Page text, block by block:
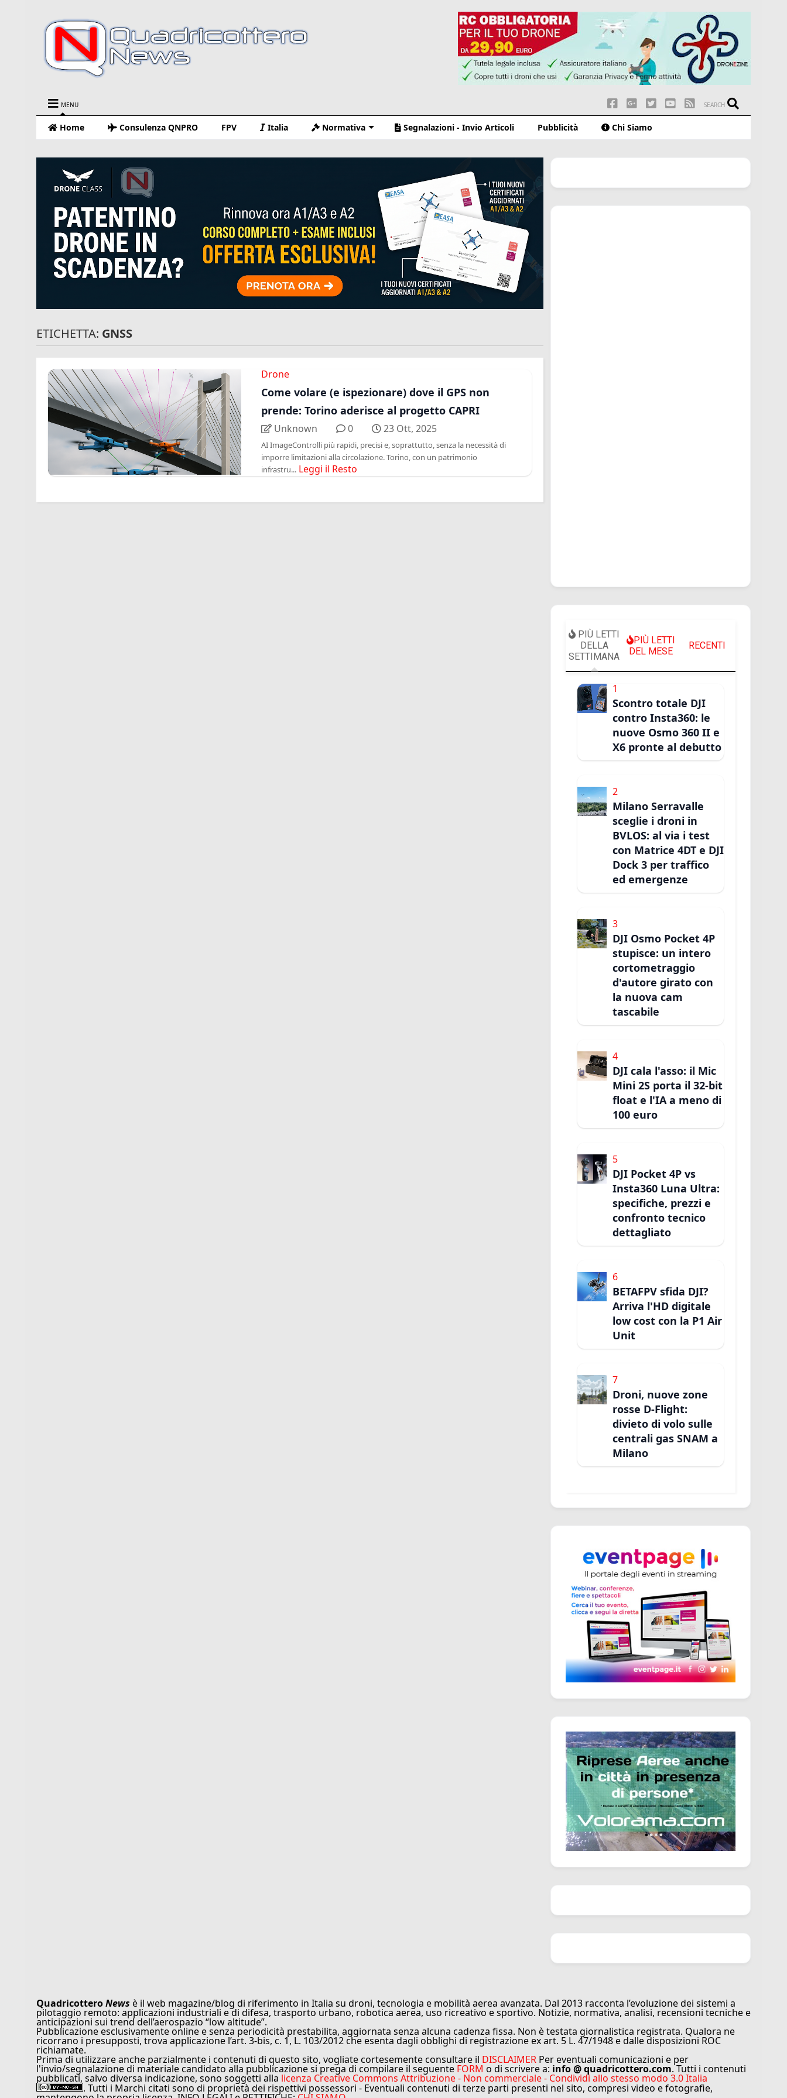
MENU SEARCH
Home Consulenza QNPRO FPV Italia Normativa Segnalazioni - Invio Articoli Pubblicità Chi Siamo
ETICHETTA: GNSS
Drone
Come volare (e ispezionare) dove il GPS non
prende: Torino aderisce al progetto CAPRI
Unknown 0 23 Ott, 2025
AI ImageControlli più rapidi, precisi e, soprattutto, senza la necessità di
imporre limitazioni alla circolazione. Torino, con un patrimonio
infrastru... Leggi il Resto
PIÙ LETTI
DELLA
SETTIMANA
PIÙ LETTI
DEL MESE
RECENTI
1
Scontro totale DJI
contro Insta360: le
nuove Osmo 360 II e
X6 pronte al debutto
2
Milano Serravalle
sceglie i droni in
BVLOS: al via i test
con Matrice 4DT e DJI
Dock 3 per traffico
ed emergenze
3
DJI Osmo Pocket 4P
stupisce: un intero
cortometraggio
d'autore girato con
la nuova cam
tascabile
4
DJI cala l'asso: il Mic
Mini 2S porta il 32-bit
float e l'IA a meno di
100 euro
5
DJI Pocket 4P vs
Insta360 Luna Ultra:
specifiche, prezzi e
confronto tecnico
dettagliato
6
BETAFPV sfida DJI?
Arriva l'HD digitale
low cost con la P1 Air
Unit
7
Droni, nuove zone
rosse D-Flight:
divieto di volo sulle
centrali gas SNAM a
Milano
QuadricotteroNews è il web magazine/blog di riferimento in Italia su droni, tecnologia e mobilità aerea avanzata. Dal 2013 racconta l’evoluzione dei sistemi a
pilotaggio remoto: applicazioni industriali e di difesa, trasporto urbano, robotica aerea, uso ricreativo e sportivo. Notizie, normativa, analisi, recensioni tecniche e
anticipazioni sui trend dell’aerospazio “low altitude”.
Pubblicazione esclusivamente online e senza periodicità prestabilita, aggiornata senza alcuna cadenza fissa. Non è testata giornalistica registrata. Qualora ne
ricorrano i presupposti, trova applicazione l’art. 3-bis, c. 1, L. 103/2012 che esenta dagli obblighi di registrazione ex art. 5 L. 47/1948 e dalle disposizioni ROC
richiamate.
Prima di utilizzare anche parzialmente i contenuti di questo sito, vogliate cortesemente consultare il DISCLAIMER Per eventuali comunicazioni e per
l'invio/segnalazione di materiale candidato alla pubblicazione si prega di compilare il seguente FORM o di scrivere a: info @ quadricottero.com. Tutti i contenuti
pubblicati, salvo diversa indicazione, sono soggetti alla licenza Creative Commons Attribuzione - Non commerciale - Condividi allo stesso modo 3.0 Italia
. Tutti i Marchi citati sono di proprietà dei rispettivi possessori - Eventuali contenuti di terze parti presenti nel sito, compresi video e fotografie,